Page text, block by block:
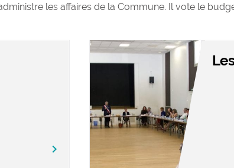
les affaires de la Commune. Il vote le
chevron_right